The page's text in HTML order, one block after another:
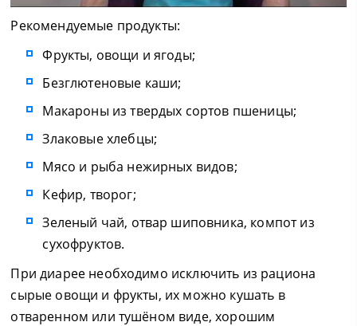
Рекомендуемые продукты:
Фрукты, овощи и ягоды;
Безглютеновые каши;
Макароны из твердых сортов пшеницы;
Злаковые хлебцы;
Мясо и рыба нежирных видов;
Кефир, творог;
Зеленый чай, отвар шиповника, компот из
сухофруктов.
При диарее необходимо исключить из рациона
сырые овощи и фрукты, их можно кушать в
отваренном или тушёном виде, хорошим